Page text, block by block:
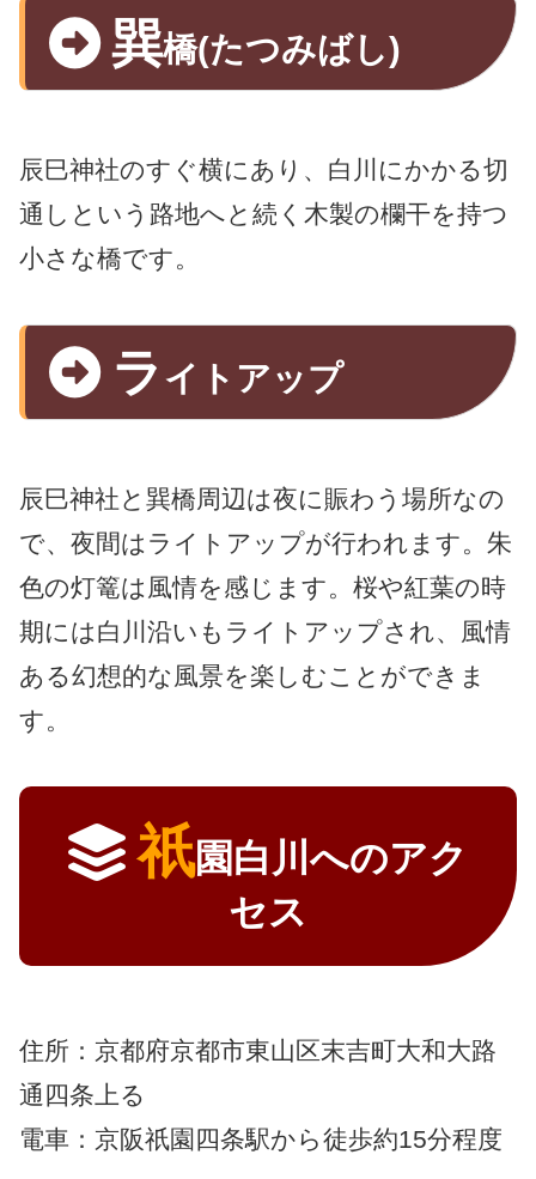
巽橋(たつみばし)
辰巳神社のすぐ横にあり、白川にかかる切
通しという路地へと続く木製の欄干を持つ
小さな橋です。
ラ イトアップ
辰巳神社と巽橋周辺は夜に賑わう場所なの
で、夜間はライトアップが行われます。朱
色の灯篭は風情を感じます。桜や紅葉の時
期には白川沿いもライトアップされ、風情
ある幻想的な風景を楽しむことができま
す。
祇園白川へのアク
セス
住所：京都府京都市東山区末吉町大和大路
通四条上る
電車：京阪祇園四条駅から徒歩約15分程度